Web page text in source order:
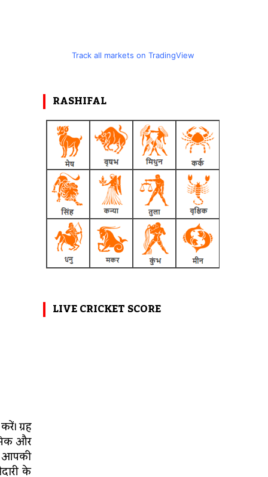
ग्रह
और
आपकी
के
Track all markets on TradingView
RASHIFAL
LIVE CRICKET SCORE